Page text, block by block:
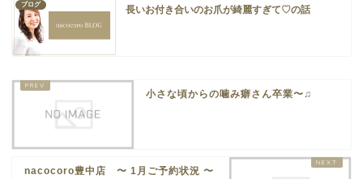
ブログ 長いお付き合いのお爪が綺麗すぎて♡の話
小さな頃からの噛み癖さん卒業〜♫
nacocoro豊中店 〜 1月ご予約状況 〜
店舗紹介